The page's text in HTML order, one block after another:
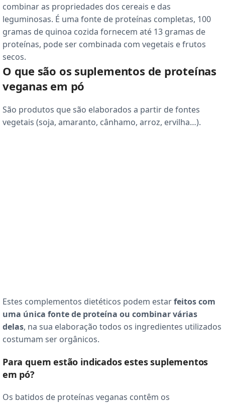
combinar as propriedades dos cereais e das
leguminosas. É uma fonte de proteínas completas, 100
gramas de quinoa cozida fornecem até 13 gramas de
proteínas, pode ser combinada com vegetais e frutos
secos.
O que são os suplementos de proteínas
veganas em pó
São produtos que são elaborados a partir de fontes
vegetais (soja, amaranto, cânhamo, arroz, ervilha…).
Estes complementos dietéticos podem estarfeitos com
uma única fonte de proteína ou combinar várias
delas, na sua elaboração todos os ingredientes utilizados
costumam ser orgânicos.
Para quem estão indicados estes suplementos
em pó?
Os batidos de proteínas veganas contêm os